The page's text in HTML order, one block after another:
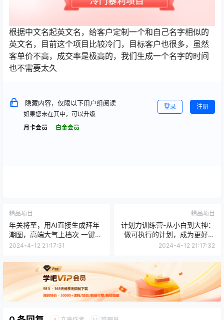
根据中文名起英文名，给客户定制一个和自己名字相似的
英文名，目前这个项目比较冷门，目标客户也很多，虽然
客单价不高，成交率是极高的，我们生成一个名字的时间
也不需要太久
隐藏内容，仅限以下用户组阅读
如果您未在其中，可以升级
月卡会员
白金会员
登录 注册
精品项目
年关将至，用AI直接生成拜年
潮图，高端大气上档次 一键生
成，新手日入1000+
2024-4-12 21:17:31
精品项目
计划力训练营-从小白到大神：
做可执行的计划，成为更好的
自己
2024-4-12 21:17:32